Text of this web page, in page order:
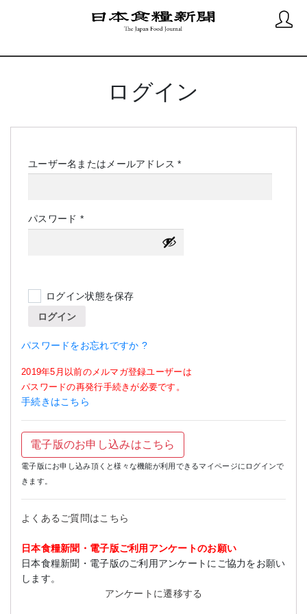
ログイン
ユーザー名またはメールアドレス*必
パスワード *必
須
ログイン状態を保存
ログイン
パスワードをお忘れですか ?
2019年5月以前のメルマガ登録ユーザーは
パスワードの再発行手続きが必要です。
手続きはこちら
電子版のお申し込みはこちら
電子版にお申し込み頂くと様々な機能が利用できるマイページにログインで
きます。
よくあるご質問はこちら
日本食糧新聞・電子版ご利用アンケートのお願い
日本食糧新聞・電子版のご利用アンケートにご協力をお願い
します。
アンケートに遷移する